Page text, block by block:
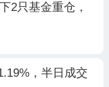
2只基金重仓，
，半日成交